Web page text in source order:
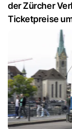
der Zürcher
Ticketpreise